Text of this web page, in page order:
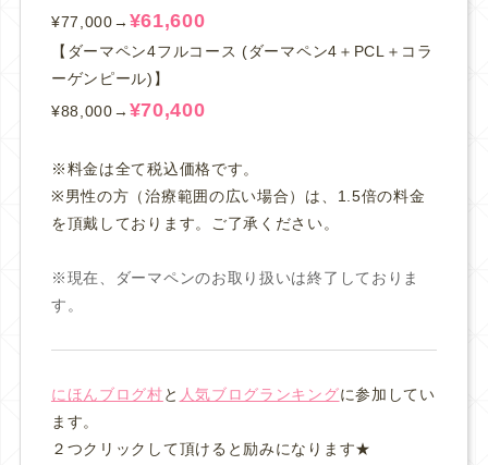
¥77,000→ ¥61,600
【ダーマペン4フルコース (ダーマペン4＋PCL＋コラ
ーゲンピール)】
¥88,000→ ¥70,400
※料金は全て税込価格です。
※男性の方（治療範囲の広い場合）は、1.5倍の料金
を頂戴しております。ご了承ください。
※現在、ダーマペンのお取り扱いは終了しておりま
す。
にほんブログ村と 人気ブログランキングに参加してい
ます。
２つクリックして頂けると励みになります★